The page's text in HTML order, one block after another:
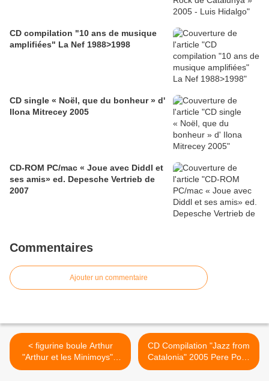
CD compilation "10 ans de musique
amplifiées" La Nef 1988>1998
CD single « Noël, que du bonheur » d'
Ilona Mitrecey 2005
CD-ROM PC/mac « Joue avec Diddl et
ses amis» ed. Depesche Vertrieb de
2007
Commentaires
Ajouter un commentaire
< figurine boule Arthur
"Arthur et les Minimoys"©
Mac Donald 2010
CD Compilation "Jazz from
Catalonia" 2005 Pere Pons
>